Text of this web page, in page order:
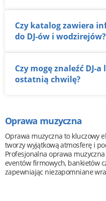
Czy katalog zawiera informacje kontaktowe
do DJ-ów i wodzirejów?
Czy mogę znaleźć DJ-a lub wodzireja na
ostatnią chwilę?
Oprawa muzyczna
Oprawa muzyczna to kluczowy
tworzy wyjątkową atmosferę i
Profesjonalna oprawa
eventów firmowych, bankietów
zapewniając niezapomniane